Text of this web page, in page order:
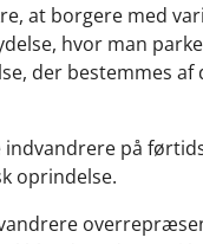
at borgere med
hvor man
der bestemmes
indvandrere på
oprindelse.